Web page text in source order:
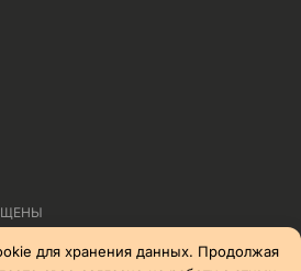
для хранения данных. Продолжая